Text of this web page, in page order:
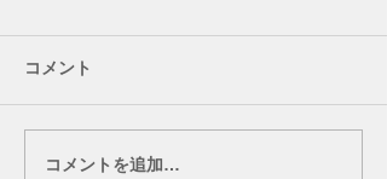
コメント
コメントを追加…